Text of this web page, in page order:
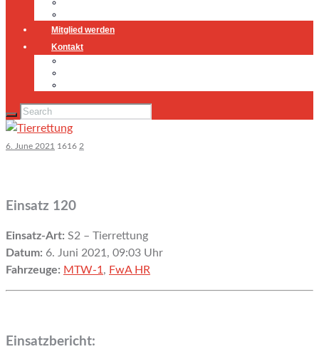
Mitglied werden
Kontakt
6. June 2021 1616 2
Einsatz 120
Einsatz-Art: S2 – Tierrettung
Datum: 6. Juni 2021, 09:03 Uhr
Fahrzeuge: MTW-1 , FwA HR
Einsatzbericht: